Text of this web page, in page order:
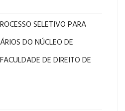
SELETIVO PARA
DO NÚCLEO DE
DE DIREITO DE